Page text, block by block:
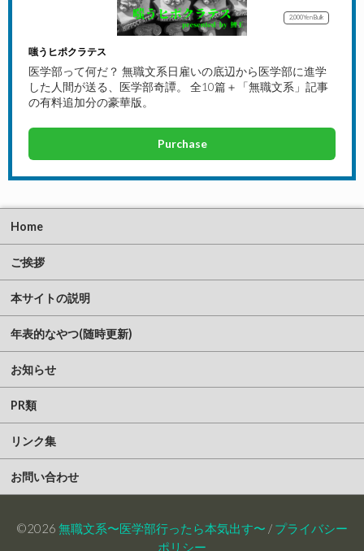
2,000YenBulk
嗤うヒポクラテス
医学部って何だ？ 無職文系日雇いの底辺から医学部に進学
した人間が送る、医学部奇譚。 全10篇＋「無職文系」記事
の有料追加分の豪華版。
Purchase
Home
ご挨拶
本サイトの説明
年表的なやつ(随時更新)
お知らせ
PR類
リンク集
お問い合わせ
©2026 無職文系〜医学部行ったら本気出す〜 / プライバシー
ポリシー